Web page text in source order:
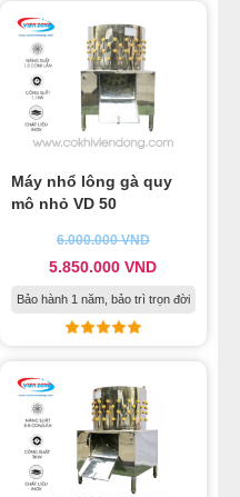
Máy nhổ lông gà quy
mô nhỏ VD 50
6.000.000VND
5.850.000VND
Bảo hành 1 năm, bảo trì trọn đời